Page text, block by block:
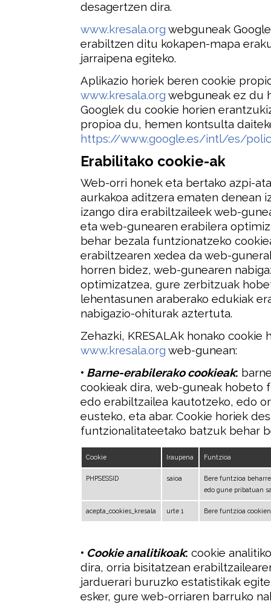
desagertzen dira.
www.kresala.org webguneak
erabiltzen ditu kokapen-mapa
jarraipena egiteko.
Aplikazio horiek beren cookie
www.kresala.org webguneak ez du
Googlek du cookie horien
propioa du, hemen kontsulta
https://www.google.es/intl/es/
Erabilitako cookie-ak
Web-orri honek eta bertako azpi-
aurkakoa aditzera ematen denean
izango dira erabiltzaileek web-
eta web-gunearen erabilera
behar bezala funtzionatzeko
erabiltzearen xedea da web-
horren bidez, web-gunearen
optimizatzea, gure zerbitzuak
lehentasunen araberako edukiak
nabigazio-ohiturak aztertuta.
Zehazki, KRESALAk honako
www.kresala.org web-gunean:
• Barne-erabilerako cookieak:
cookieak dira, web-guneak hobeto
edo erabiltzailea kautotzeko, edo
eusteko, eta abar. Cookie horiek
funtzionalitateetako batzuk behar
Cookie Iraupena Funtzioa
PHPSESSID saioa
Bere funtzioa
edo gune pribatuan
acepta_cookies_kresala urte 1 Bere funtzioa
• Cookie analitikoak: cookie
dira, orria bisitatzean
jarduerari buruzko estatistikak
esker, gure web-orriaren barruko